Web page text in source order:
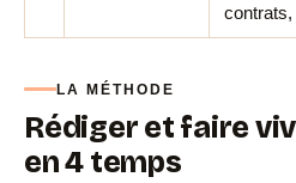
LA MÉTHODE
Rédiger et faire
en 4 temps